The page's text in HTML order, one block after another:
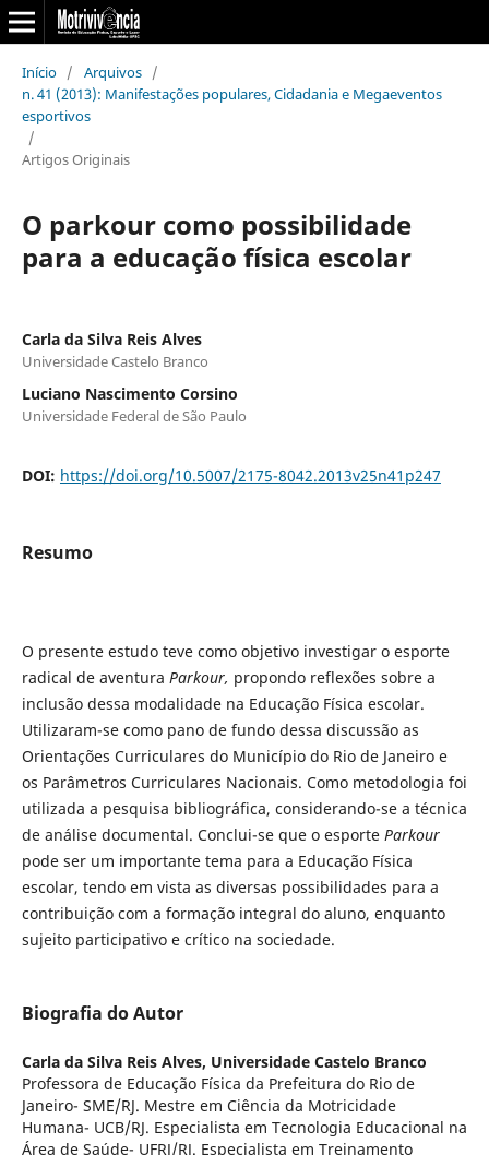
Início / Arquivos /
n. 41 (2013): Manifestações populares, Cidadania e Megaeventos
esportivos
/
Artigos Originais
O parkour como possibilidade
para a educação física escolar
Carla da Silva Reis Alves
Universidade Castelo Branco
Luciano Nascimento Corsino
Universidade Federal de São Paulo
DOI: https://doi.org/10.5007/2175-8042.2013v25n41p247
Resumo
O presente estudo teve como objetivo investigar o esporte
radical de aventura Parkour, propondo reflexões sobre a
inclusão dessa modalidade na Educação Física escolar.
Utilizaram-se como pano de fundo dessa discussão as
Orientações Curriculares do Município do Rio de Janeiro e
os Parâmetros Curriculares Nacionais. Como metodologia foi
utilizada a pesquisa bibliográfica, considerando-se a técnica
de análise documental. Conclui-se que o esporte Parkour
pode ser um importante tema para a Educação Física
escolar, tendo em vista as diversas possibilidades para a
contribuição com a formação integral do aluno, enquanto
sujeito participativo e crítico na sociedade.
Biografia do Autor
Carla da Silva Reis Alves, Universidade Castelo Branco
Professora de Educação Física da Prefeitura do Rio de
Janeiro- SME/RJ. Mestre em Ciência da Motricidade
Humana- UCB/RJ. Especialista em Tecnologia Educacional na
Área de Saúde- UFRJ/RJ. Especialista em Treinamento